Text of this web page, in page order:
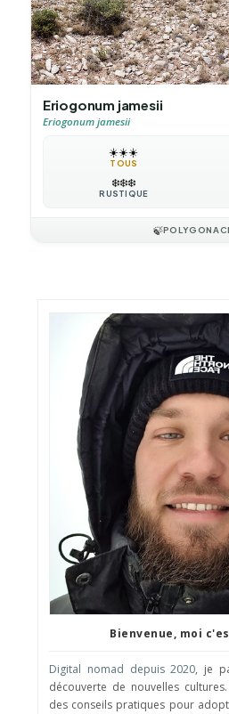
Eriogonum jamesii
Eriogonum jamesii
☀️☀️☀️
TOUS
❄️❄️❄️
RUSTIQUE
🍃
Bienvenue, moi
Digital nomad depuis 2020, je
découverte de nouvelles
des conseils pratiques pour